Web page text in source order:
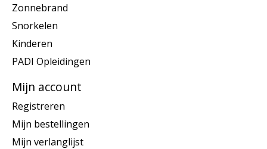
Zonnebrand
Snorkelen
Kinderen
PADI Opleidingen
Mijn account
Registreren
Mijn bestellingen
Mijn verlanglijst